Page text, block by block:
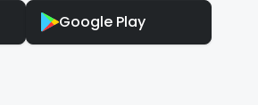
Google Play